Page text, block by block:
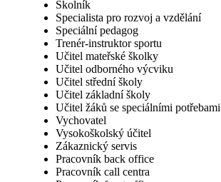
Školník
Specialista pro rozvoj a vzdělání
Speciální pedagog
Trenér-instruktor sportu
Učitel mateřské školky
Učitel odborného výcviku
Učitel střední školy
Učitel základní školy
Učitel žáků se speciálními potřebami
Vychovatel
Vysokoškolský účitel
Zákaznický servis
Pracovník back office
Pracovník call centra